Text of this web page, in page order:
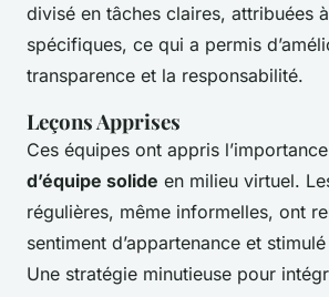
divisé en tâches claires, attribuées
spécifiques, ce qui a permis
transparence et la responsabilité.
Leçons Apprises
Ces équipes ont appris l’importance
d’équipe solide en milieu virtuel.
régulières, même informelles, ont
sentiment d’appartenance et
Une stratégie minutieuse pour